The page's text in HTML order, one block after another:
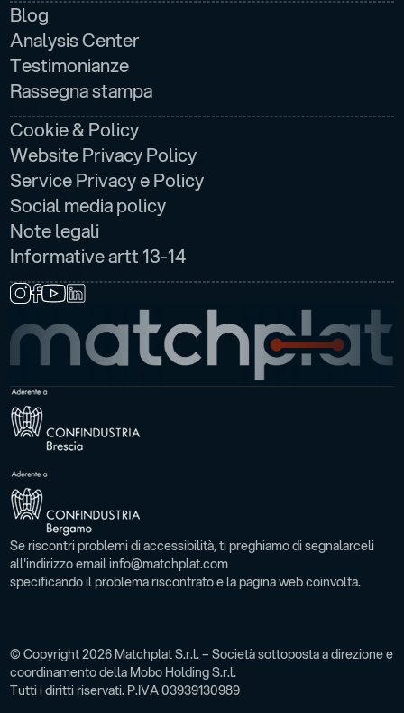
Blog
Analysis Center
Testimonianze
Rassegna stampa
Cookie & Policy
Website Privacy Policy
Service Privacy e Policy
Social media policy
Note legali
Informative artt 13-14
Se riscontri problemi di accessibilità, ti preghiamo di segnalarceli
all'indirizzo email info@matchplat.com
specificando il problema riscontrato e la pagina web coinvolta.
© Copyright 2026 Matchplat S.r.l. – Società sottoposta a direzione e
coordinamento della Mobo Holding S.r.l.
Tutti i diritti riservati. P.IVA 03939130989